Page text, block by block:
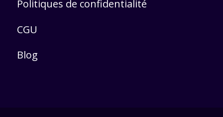
Politiques de confidentialité
CGU
Blog